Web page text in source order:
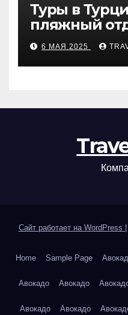
Туры в
пляжный
и лучшие
6 МАЯ 2025
Сайт работает на WordPress
Home Sample Page
Авокадо Авокадо
Авокадо Авокадо